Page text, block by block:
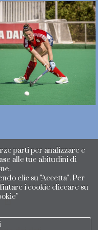
parti per analizzare e
alle tue abitudini di
clic su "Accetta". Per
i cookie cliccare su